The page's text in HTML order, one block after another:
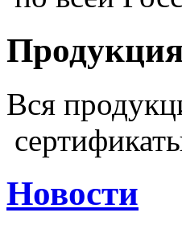
Вся
Новости